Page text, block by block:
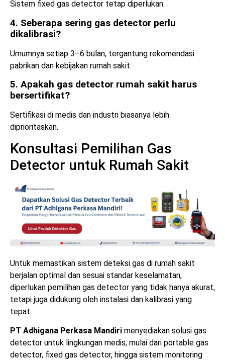
Sistem fixed gas detector tetap diperlukan.
4. Seberapa sering gas detector perlu
dikalibrasi?
Umumnya setiap 3–6 bulan, tergantung rekomendasi
pabrikan dan kebijakan rumah sakit.
5. Apakah gas detector rumah sakit harus
bersertifikat?
Sertifikasi di medis dan industri biasanya lebih
diprioritaskan.
Konsultasi Pemilihan Gas
Detector untuk Rumah Sakit
Untuk memastikan sistem deteksi gas di rumah sakit
berjalan optimal dan sesuai standar keselamatan,
diperlukan pemilihan gas detector yang tidak hanya akurat,
tetapi juga didukung oleh instalasi dan kalibrasi yang
tepat.
PT Adhigana Perkasa Mandiri menyediakan solusi gas
detector untuk lingkungan medis, mulai dari portable gas
detector, fixed gas detector, hingga sistem monitoring